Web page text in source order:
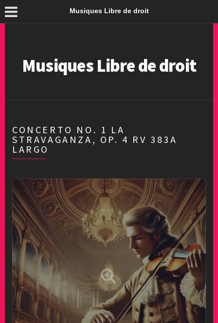
Musiques Libre de droit
Musiques Libre de droit
CONCERTO NO. 1 LA
STRAVAGANZA, OP. 4 RV 383A
LARGO